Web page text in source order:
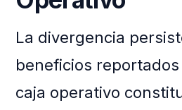
La divergencia
beneficios
caja operativo